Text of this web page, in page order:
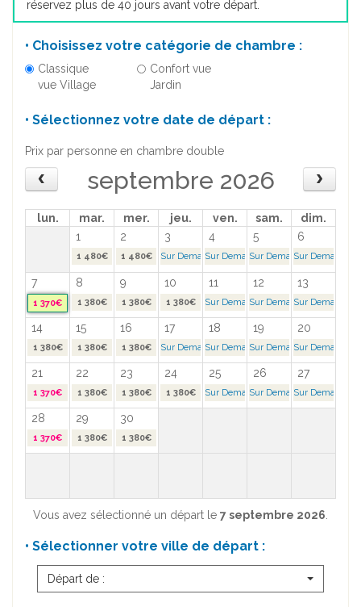
réservez plus de 40 jours avant votre départ.
• Choisissez votre catégorie de chambre :
Classique
vue Village
Confort vue
Jardin
• Sélectionnez votre date de départ :
Prix par personne en chambre double
septembre 2026
lun. mar. mer. jeu. ven. sam.
dim.
1
2 3 4 5 6
1 480€ 1 480€ Sur Demande >Sur Demande >Sur Demande >Sur Demande >
7 8 9 10 11 12 13
1 370€ 1 380€ 1 380€ 1 380€ Sur Demande >Sur Demande >Sur Demande >
14 15 16 17 18 19 20
1 380€ 1 380€ 1 380€ Sur Demande >Sur Demande >Sur Demande >Sur Demande >
21 22 23 24 25 26 27
1 370€ 1 380€ 1 380€ 1 380€ Sur Demande >Sur Demande >Sur Demande >
28 29 30
1 370€ 1 380€ 1 380€
Vous avez sélectionné un départ le 7 septembre 2026.
• Sélectionner votre ville de départ :
Départ de :